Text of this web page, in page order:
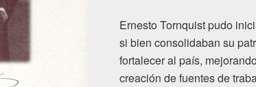
Ernesto Tornquist pudo
si bien consolidaban su
fortalecer al país,
creación de fuentes de